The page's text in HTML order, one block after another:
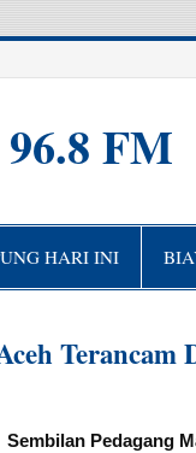
FM
HARI INI
Terancam
Sembilan Pedagang